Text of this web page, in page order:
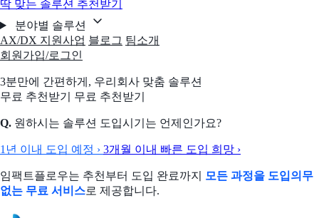
딱 맞는 솔루션 추천받기
분야별 솔루션
AX/DX 지원사업 블로그 팀소개
회원가입/로그인
3분만에 간편하게, 우리회사 맞춤 솔루션
무료 추천받기
무료 추천받기
Q. 원하시는 솔루션 도입시기는 언제인가요?
1년 이내 도입 예정 › 3개월 이내 빠른 도입 희망 ›
임팩트플로우는 추천부터 도입 완료까지 모든 과정을 도입의무
없는 무료 서비스로 제공합니다.